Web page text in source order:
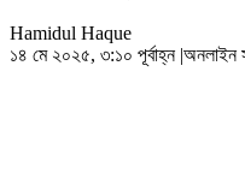
Hamidul Haque
১৪ মে ২০২৫, ৩:১০ পূর্বাহ্ন |অনলাইন